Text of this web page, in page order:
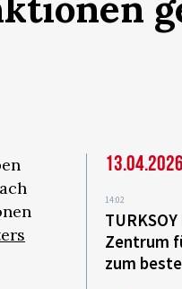
13.04.2026
14:02
Zentrum
zum